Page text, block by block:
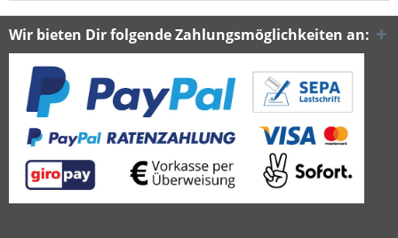
Wir bieten Dir folgende Zahlungsmöglichkeiten an: